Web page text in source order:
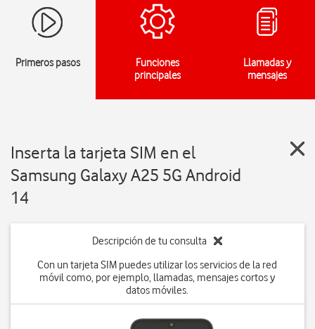
Primeros pasos
Funciones
principales
Llamadas y
mensajes
Inserta la tarjeta SIM en el
Samsung Galaxy A25 5G Android
14
Descripción de tu consulta
Con un tarjeta SIM puedes utilizar los servicios de la red
móvil como, por ejemplo, llamadas, mensajes cortos y
datos móviles.